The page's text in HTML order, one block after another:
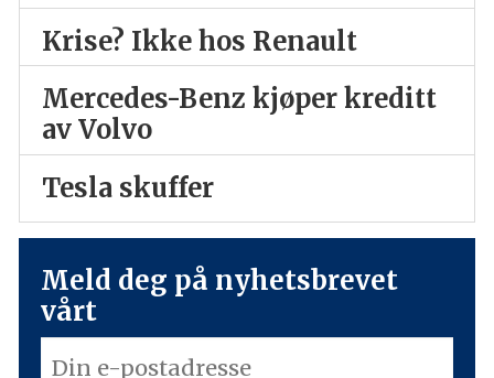
Krise? Ikke hos Renault
Mercedes-Benz kjøper kreditt
av Volvo
Tesla skuffer
Meld deg på nyhetsbrevet
vårt